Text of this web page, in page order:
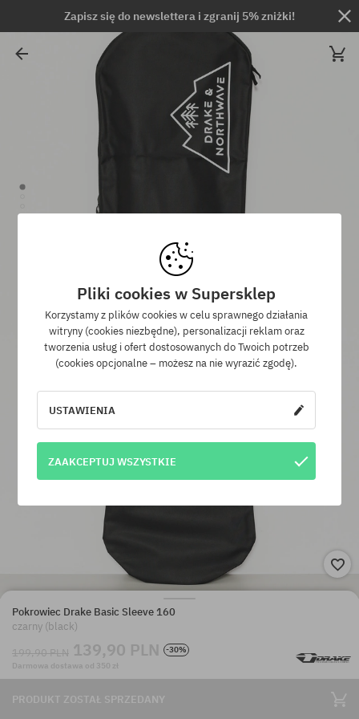
Zapisz się do newslettera i zgranij 5% zniżki!
Pokrowiec Drake Basic Sleeve 160
czarny (black)
199,90 PLN 139,90 PLN
-30%
Darmowa dostawa od 350 zł
PRODUKT ZOSTAŁ SPRZEDANY
Pliki cookies w Supersklep
Korzystamy z plików cookies w celu sprawnego działania
witryny (cookies niezbędne), personalizacji reklam oraz
tworzenia usług i ofert dostosowanych do Twoich potrzeb
(cookies opcjonalne – możesz na nie wyrazić zgodę).
USTAWIENIA
ZAAKCEPTUJ WSZYSTKIE